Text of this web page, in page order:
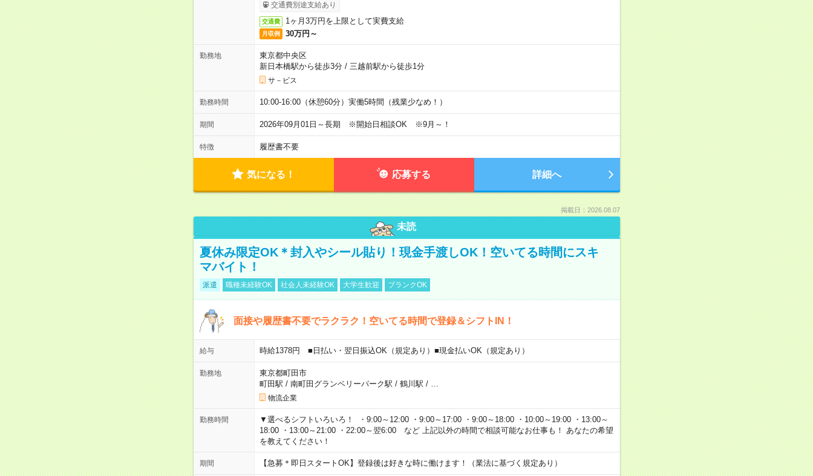
交通費別途支給あり
交通費 1ヶ月3万円を上限として実費支給
月収例 30万円～
勤務地
東京都中央区
新日本橋駅から徒歩3分/ 三越前駅から徒歩1分
サ－ビス
勤務時間 10:00-16:00（休憩60分）実働5時間（残業少なめ！）
期間 2026年09月01日～長期 ※開始日相談OK ※9月～！
特徴 履歴書不要
気になる！ 応募する 詳細へ
掲載日：2026.08.07
未読
夏休み限定OK＊封入やシール貼り！現金手渡しOK！空いてる時間にスキ
マバイト！
派遣 職種未経験OK 社会人未経験OK 大学生歓迎 ブランクOK
面接や履歴書不要でラクラク！空いてる時間で登録＆シフトIN！
給与 時給1378円 ■日払い・翌日振込OK（規定あり）■現金払いOK（規定あり）
勤務地
東京都町田市
町田駅 / 南町田グランベリーパーク駅 / 鶴川駅 / …
物流企業
勤務時間
▼選べるシフトいろいろ！ ・9:00～12:00 ・9:00～17:00 ・9:00～18:00 ・10:00～19:00 ・13:00～
18:00 ・13:00～21:00 ・22:00～翌6:00 など 上記以外の時間で相談可能なお仕事も！ あなたの希望
を教えてください！
期間 【急募＊即日スタートOK】登録後は好きな時に働けます！（業法に基づく規定あり）